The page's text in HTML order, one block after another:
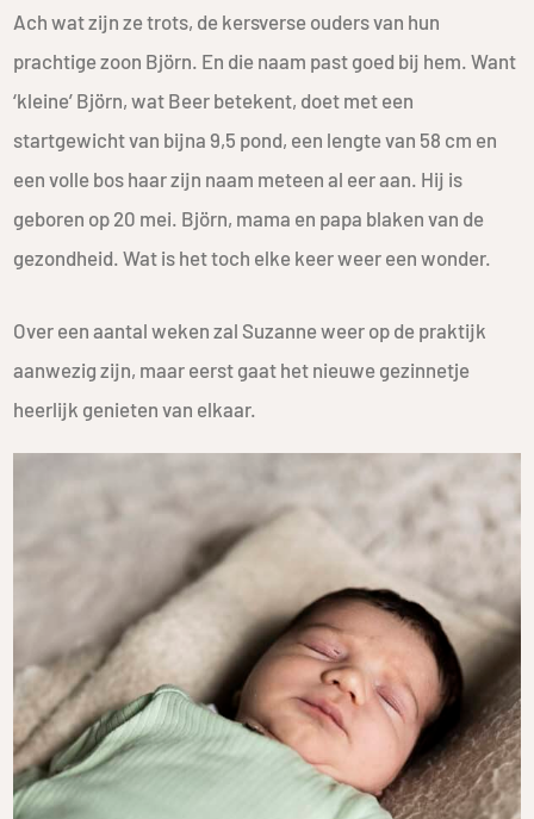
Ach wat zijn ze trots, de kersverse ouders van hun
prachtige zoon Björn. En die naam past goed bij hem. Want
‘kleine’ Björn, wat Beer betekent, doet met een
startgewicht van bijna 9,5 pond, een lengte van 58 cm en
een volle bos haar zijn naam meteen al eer aan. Hij is
geboren op 20 mei. Björn, mama en papa blaken van de
gezondheid. Wat is het toch elke keer weer een wonder.
Over een aantal weken zal Suzanne weer op de praktijk
aanwezig zijn, maar eerst gaat het nieuwe gezinnetje
heerlijk genieten van elkaar.